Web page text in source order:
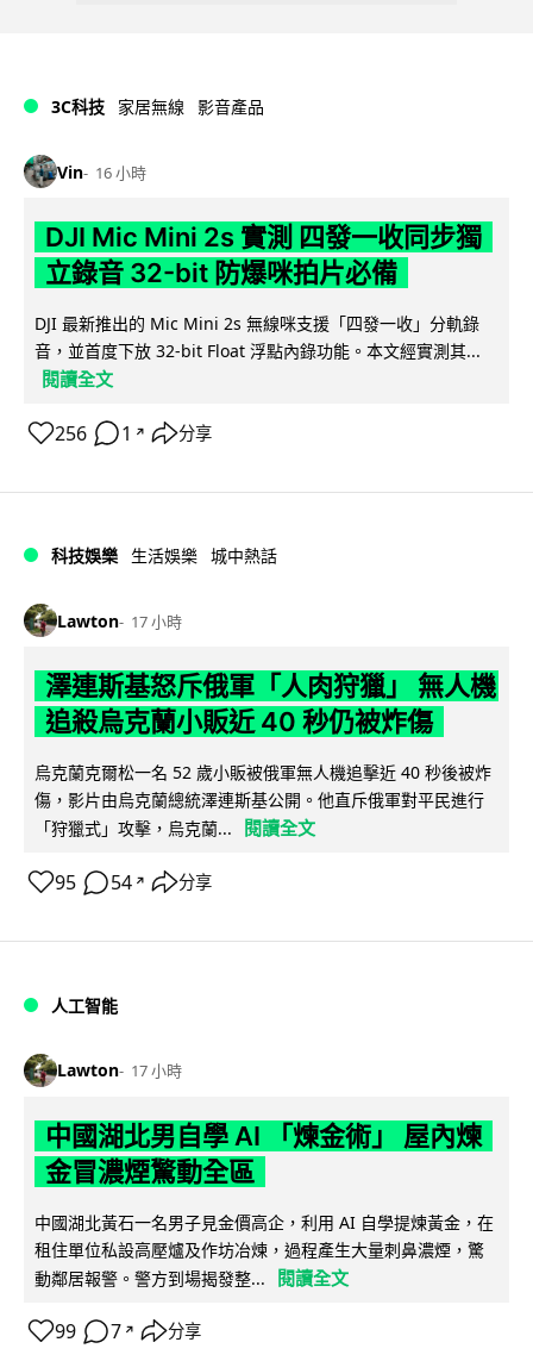
3C科技 家居無線 影音產品
Vin 16 小時
DJI Mic Mini 2s 實測 四發一收同步獨
立錄音 32-bit 防爆咪拍片必備
DJI 最新推出的 Mic Mini 2s 無線咪支援「四發一收」分軌錄
音，並首度下放 32-bit Float 浮點內錄功能。本文經實測其...
閱讀全文
256 1 ↗ 分享
科技娛樂 生活娛樂 城中熱話
Lawton 17 小時
澤連斯基怒斥俄軍「人肉狩獵」 無人機
追殺烏克蘭小販近 40 秒仍被炸傷
烏克蘭克爾松一名 52 歲小販被俄軍無人機追擊近 40 秒後被炸
傷，影片由烏克蘭總統澤連斯基公開。他直斥俄軍對平民進行
「狩獵式」攻擊，烏克蘭...
閱讀全文
95 54 ↗ 分享
人工智能
Lawton 17 小時
中國湖北男自學 AI 「煉金術」 屋內煉
金冒濃煙驚動全區
中國湖北黃石一名男子見金價高企，利用 AI 自學提煉黃金，在
租住單位私設高壓爐及作坊冶煉，過程產生大量刺鼻濃煙，驚
動鄰居報警。警方到場揭發整...
閱讀全文
99 7 ↗ 分享